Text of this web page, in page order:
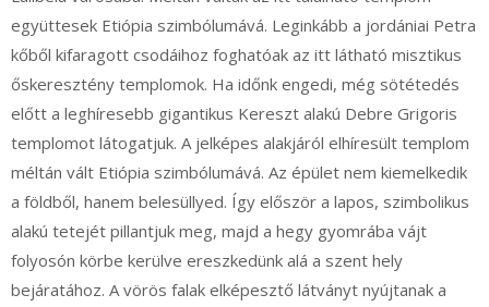
együttesek Etiópia szimbólumává. Leginkább a jordániai Petra
kőből kifaragott csodáihoz foghatóak az itt látható misztikus
őskeresztény templomok. Ha időnk engedi, még sötétedés
előtt a leghíresebb gigantikus Kereszt alakú Debre Grigoris
templomot látogatjuk. A jelképes alakjáról elhíresült templom
méltán vált Etiópia szimbólumává. Az épület nem kiemelkedik
a földből, hanem belesüllyed. Így először a lapos, szimbolikus
alakú tetejét pillantjuk meg, majd a hegy gyomrába vájt
folyosón körbe kerülve ereszkedünk alá a szent hely
bejáratához. A vörös falak elképesztő látványt nyújtanak a